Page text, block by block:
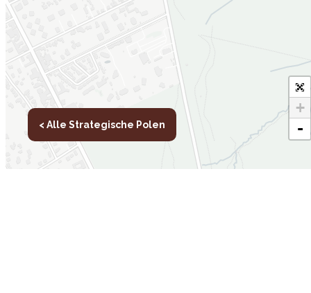
+
-
< Alle Strategische Polen